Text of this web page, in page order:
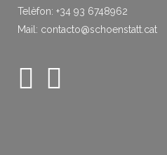
Telèfon: +34 93 6748962
Mail: contacto@schoenstatt.cat